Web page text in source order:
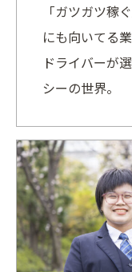
「ガツガツ稼
にも向いてる
ドライバーが
シーの世界。